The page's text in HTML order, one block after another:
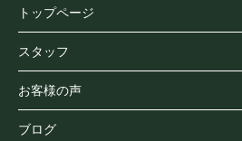
トップページ
スタッフ
お客様の声
ブログ